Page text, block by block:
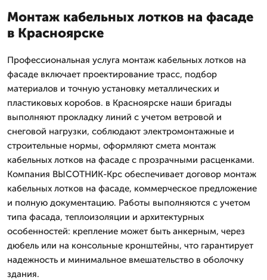
Монтаж кабельных лотков на фасаде
в Красноярске
Профессиональная услуга монтаж кабельных лотков на
фасаде включает проектирование трасс, подбор
материалов и точную установку металлических и
пластиковых коробов. в Красноярске наши бригады
выполняют прокладку линий с учетом ветровой и
снеговой нагрузки, соблюдают электромонтажные и
строительные нормы, оформляют смета монтаж
кабельных лотков на фасаде с прозрачными расценками.
Компания ВЫСОТНИК-Крс обеспечивает договор монтаж
кабельных лотков на фасаде, коммерческое предложение
и полную документацию. Работы выполняются с учетом
типа фасада, теплоизоляции и архитектурных
особенностей: крепление может быть анкерным, через
дюбель или на консольные кронштейны, что гарантирует
надежность и минимальное вмешательство в оболочку
здания.